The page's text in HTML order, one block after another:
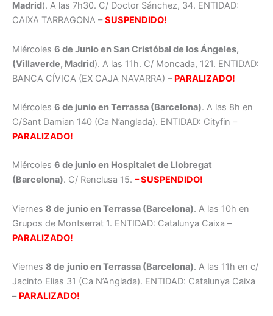
Madrid). A las 7h30. C/ Doctor Sánchez, 34. ENTIDAD:
CAIXA TARRAGONA –SUSPENDIDO!
Miércoles 6 de Junio en San Cristóbal de los Ángeles,
(Villaverde, Madrid). A las 11h. C/ Moncada, 121. ENTIDAD:
BANCA CÍVICA (EX CAJA NAVARRA) – PARALIZADO!
Miércoles 6 de junio en Terrassa (Barcelona). A las 8h en
C/Sant Damian 140 (Ca N’anglada). ENTIDAD: Cityfin –
PARALIZADO!
Miércoles 6 de junio en Hospitalet de Llobregat
(Barcelona). C/ Renclusa 15. – SUSPENDIDO!
Viernes 8 de junio en Terrassa (Barcelona). A las 10h en
Grupos de Montserrat 1. ENTIDAD: Catalunya Caixa –
PARALIZADO!
Viernes 8 de junio en Terrassa (Barcelona). A las 11h en c/
Jacinto Elias 31 (Ca N’Anglada). ENTIDAD: Catalunya Caixa
– PARALIZADO!